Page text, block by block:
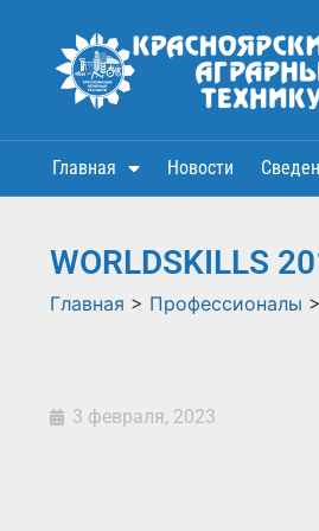
Главная Новости
WORLDSKILLS
Главная > Профессионалы >
3 февраля, 2023